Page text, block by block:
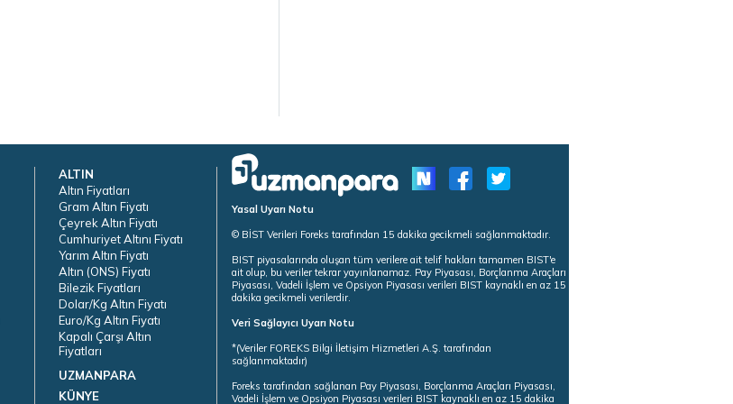
ALTIN
Altın Fiyatları
Gram Altın Fiyatı
Çeyrek Altın Fiyatı
Cumhuriyet Altını Fiyatı
Yarım Altın Fiyatı
Altın (ONS) Fiyatı
Bilezik Fiyatları
Dolar/Kg Altın Fiyatı
Euro/Kg Altın Fiyatı
Kapalı Çarşı Altın
Fiyatları
UZMANPARA
KÜNYE
Yasal Uyarı Notu
© BİST Verileri Foreks tarafından 15 dakika gecikmeli sağlanmaktadır.
BIST piyasalarında oluşan tüm verilere ait telif hakları tamamen BIST'e
ait olup, bu veriler tekrar yayınlanamaz. Pay Piyasası, Borçlanma Araçları
Piyasası, Vadeli İşlem ve Opsiyon Piyasası verileri BIST kaynaklı en az 15
dakika gecikmeli verilerdir.
Veri Sağlayıcı Uyarı Notu
*(Veriler FOREKS Bilgi İletişim Hizmetleri A.Ş. tarafından
sağlanmaktadır)
Foreks tarafından sağlanan Pay Piyasası, Borçlanma Araçları Piyasası,
Vadeli İşlem ve Opsiyon Piyasası verileri BIST kaynaklı en az 15 dakika